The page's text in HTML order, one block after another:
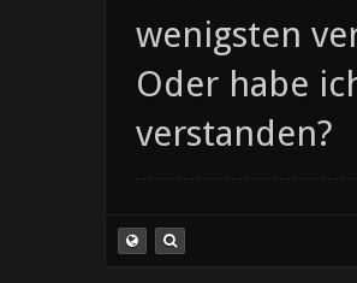
wenigsten
Oder habe
verstanden?